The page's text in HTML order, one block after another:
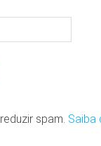
spam. Saiba